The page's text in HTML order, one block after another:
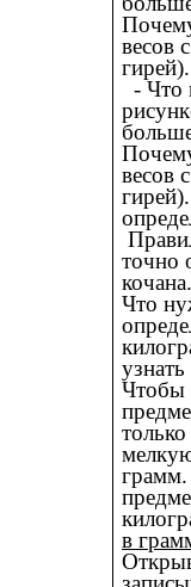
весов
гирей).
- Что
весов
точно
Что
Чтобы
в